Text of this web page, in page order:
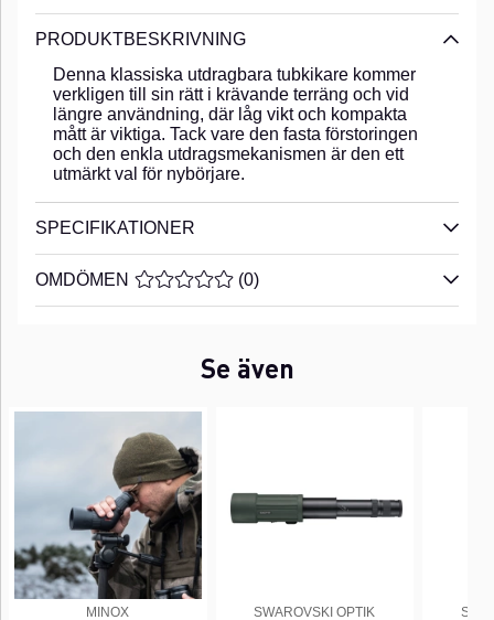
PRODUKTBESKRIVNING
Denna klassiska utdragbara tubkikare kommer
verkligen till sin rätt i krävande terräng och vid
längre användning, där låg vikt och kompakta
mått är viktiga. Tack vare den fasta förstoringen
och den enkla utdragsmekanismen är den ett
utmärkt val för nybörjare.
SPECIFIKATIONER
OMDÖMEN MEDELBETYG 0 AV 5 ANTAL BETYG 0
(0)
Se även
MINOX SWAROVSKI OPTIK